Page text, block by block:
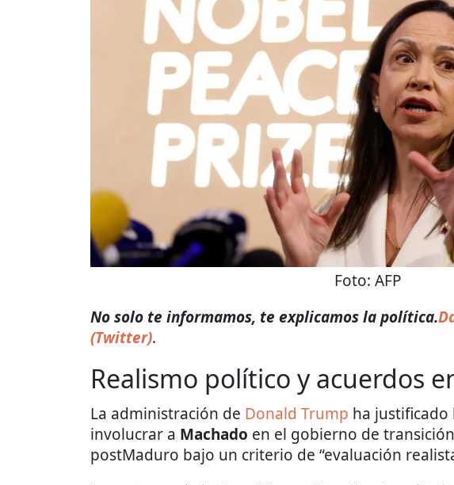
Foto: AFP
No solo te informamos, te explicamos la política.
(Twitter).
Realismo político y acuerdos
La administración de Donald Trump ha justificado
involucrar a Machado en el gobierno de
postMaduro bajo un criterio de “evaluación